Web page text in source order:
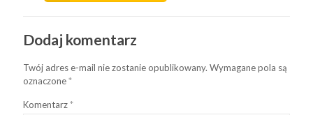
Dodaj komentarz
Twój adres e-mail nie zostanie opublikowany. Wymagane pola są
oznaczone*
Komentarz*